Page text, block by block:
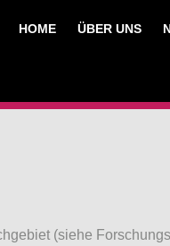
HOME ÜBER UNS
(siehe